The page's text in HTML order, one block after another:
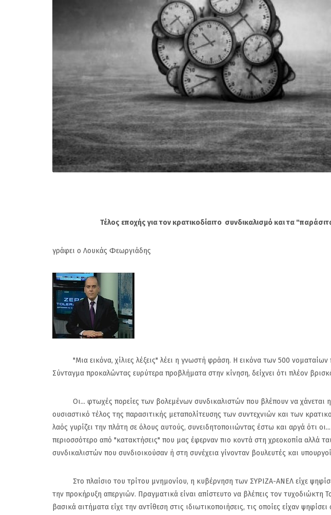
Τέλος εποχής για τον κρατικοδίαιτο συνδικαλισμό και τα
γράφει ο Λουκάς Φεωργιάδης
"Μια εικόνα, χίλιες λέξεις" λέει η γνωστή φράση. Η εικόνα των 500 νοματαίων
Σύνταγμα προκαλώντας ευρύτερα προβλήματα στην κίνηση, δείχνει ότι πλέον
Οι... φτωχές πορείες των βολεμένων συνδικαλιστών που βλέπουν να χάνεται η
ουσιαστικό τέλος της παρασιτικής μεταπολίτευσης των συντεχνιών και των
λαός γυρίζει την πλάτη σε όλους αυτούς, συνειδητοποιιώντας έστω και αργά ότι
περιοσσότερο από "κατακτήσεις" που μας έφερναν πιο κοντά στη χρεοκοπία αλλά
συνδικαλιστών που συνδιοικούσαν ή στη συνέχεια γίνονταν βουλευτές και
Στο πλαίσιο του τρίτου μνημονίου, η κυβέρνηση των ΣΥΡΙΖΑ-ΑΝΕΛ είχε ψηφίσει
την προκήρυξη απεργιών. Πραγματικά είναι απίστευτο να βλέπεις τον
βασικά αιτήματα είχε την αντίθεση στις ιδιωτικοποιήσεις, τις οποίες είχαν